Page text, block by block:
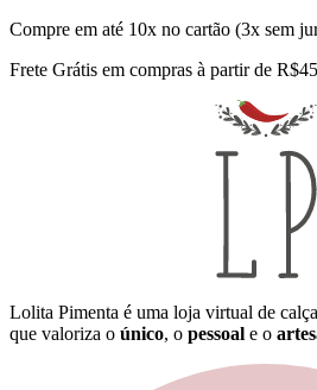
Compre em até 10x no cartão (3x sem
Frete Grátis em compras à partir de
Lolita Pimenta é uma loja virtual de
que valoriza o único, o pessoal e o